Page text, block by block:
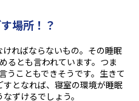
場所！？
ればならないもの。その睡眠
るとも言われています。つま
うこともできそうです。生きて
となれば、寝室の環境が睡眠
ずけるでしょう。